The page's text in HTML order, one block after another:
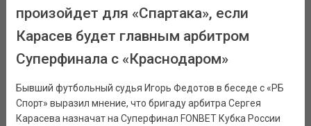
произойдет для «Спартака», если
Карасев будет главным арбитром
Суперфинала с «Краснодаром»
Бывший футбольный судья Игорь Федотов в беседе с «РБ
Спорт» выразил мнение, что бригаду арбитра Сергея
Карасева назначат на Суперфинал FONBET Кубка России